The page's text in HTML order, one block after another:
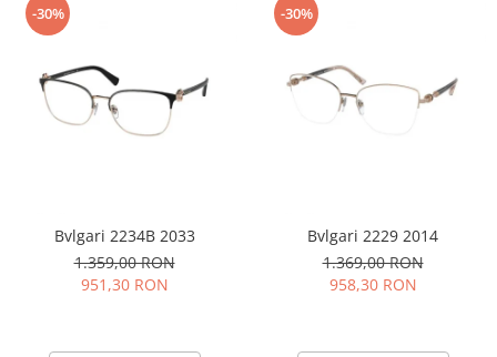
-30%
Bvlgari 2234B 2033
1.359,00 RON
951,30 RON
-30%
Bvlgari 2229 2014
1.369,00 RON
958,30 RON